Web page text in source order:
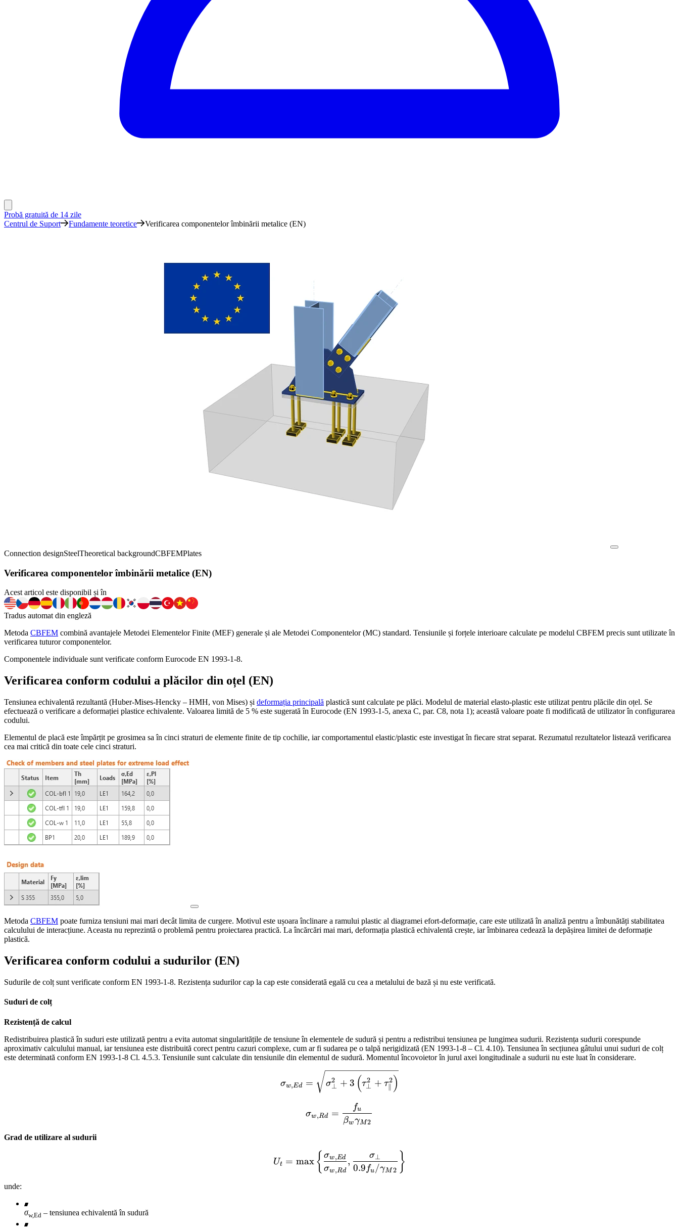
Probă gratuită de 14 zile
Centrul de Suport
Fundamente teoretice Verificarea componentelor îmbinării metalice (EN)
Connection designSteelTheoretical backgroundCBFEMPlates
Verificarea componentelor îmbinării metalice (EN)
Acest articol este disponibil și în
Tradus automat din engleză
Metoda CBFEM combină avantajele Metodei Elementelor Finite (MEF) generale și ale Metodei Componentelor (MC) standard. Tensiunile și forțele interioare calculate pe modelul CBFEM precis sunt utilizate în
verificarea tuturor componentelor.
Componentele individuale sunt verificate conform Eurocode EN 1993-1-8.
Verificarea conform codului a plăcilor din oțel (EN)
Tensiunea echivalentă rezultantă (Huber-Mises-Hencky – HMH, von Mises) și deformația principală plastică sunt calculate pe plăci. Modelul de material elasto-plastic este utilizat pentru plăcile din oțel. Se
efectuează o verificare a deformației plastice echivalente. Valoarea limită de 5 % este sugerată în Eurocode (EN 1993-1-5, anexa C, par. C8, nota 1); această valoare poate fi modificată de utilizator în configurarea
codului.
Elementul de placă este împărțit pe grosimea sa în cinci straturi de elemente finite de tip cochilie, iar comportamentul elastic/plastic este investigat în fiecare strat separat. Rezumatul rezultatelor listează verificarea
cea mai critică din toate cele cinci straturi.
Metoda CBFEM poate furniza tensiuni mai mari decât limita de curgere. Motivul este ușoara înclinare a ramului plastic al diagramei efort-deformație, care este utilizată în analiză pentru a îmbunătăți stabilitatea
calculului de interacțiune. Aceasta nu reprezintă o problemă pentru proiectarea practică. La încărcări mai mari, deformația plastică echivalentă crește, iar îmbinarea cedează la depășirea limitei de deformație
plastică.
Verificarea conform codului a sudurilor (EN)
Sudurile de colț sunt verificate conform EN 1993-1-8. Rezistența sudurilor cap la cap este considerată egală cu cea a metalului de bază și nu este verificată.
Suduri de colț
Rezistență de calcul
Redistribuirea plastică în suduri este utilizată pentru a evita automat singularitățile de tensiune în elementele de sudură și pentru a redistribui tensiunea pe lungimea sudurii. Rezistența sudurii corespunde
aproximativ calculului manual, iar tensiunea este distribuită corect pentru cazuri complexe, cum ar fi sudarea pe o talpă nerigidizată (EN 1993-1-8 – Cl. 4.10). Tensiunea în secțiunea gâtului unui suduri de colț
este determinată conform EN 1993-1-8 Cl. 4.5.3. Tensiunile sunt calculate din tensiunile din elementul de sudură. Momentul încovoietor în jurul axei longitudinale a sudurii nu este luat în considerare.
\sigma_{w,Ed}=\sqrt{\sigma_{\perp}^2 + 3 \left ( \tau_{\perp}^2 +
σw,Ed = σ⊥
2 + 3 (τ⊥
2 + τ2)
\sigma_{w,Rd} = \frac{f_u}{\beta_w \gamma_{M2}}
σw, Rd =
βwγM2
fu
Grad de utilizare al sudurii
U_t = \max \left\{ \frac{\sigma_{{w,Ed}}}{\sigma_{w,Rd}},
Ut = max { σw,Rd
σw, Ed ,
0.9 fu /γM2
σ⊥ }
unde:
σw,Ed – tensiunea echivalentă în sudură